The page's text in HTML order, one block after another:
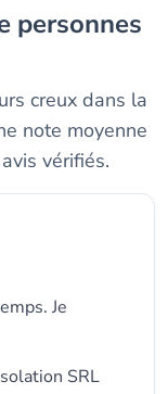
creux dans la
note moyenne
vérifiés.
Je
SRL